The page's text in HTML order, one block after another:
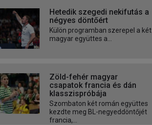
Hetedik szegedi nekifutás a
négyes döntőért
Külön programban szerepel a két
magyar együttes a...
Zöld-fehér magyar
csapatok francia és dán
klasszispróbája
Szombaton két román együttes
kezdte meg BL-negyeddöntőjét
francia,...